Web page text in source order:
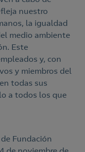
nuestro
la igualdad
medio ambiente
Este
y, con
y miembros del
todas sus
a todos los que
Fundación